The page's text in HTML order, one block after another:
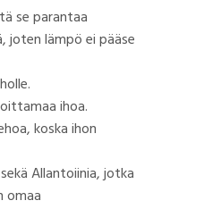
se parantaa
joten lämpö ei pääse
ihoa.
koska ihon
Allantoiinia, jotka
omaa